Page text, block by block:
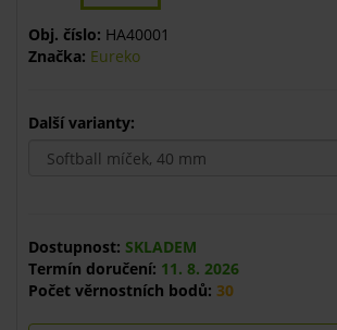
Obj. číslo: HA40001
Značka: Eureko
Další varianty:
Dostupnost: SKLADEM
Termín doručení: 11. 8. 2026
Počet věrnostních bodů: 30